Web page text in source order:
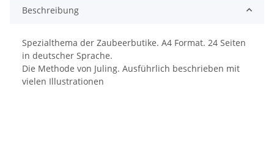
Beschreibung
Spezialthema der Zaubeerbutike. A4 Format. 24 Seiten
in deutscher Sprache.
Die Methode von Juling. Ausführlich beschrieben mit
vielen Illustrationen